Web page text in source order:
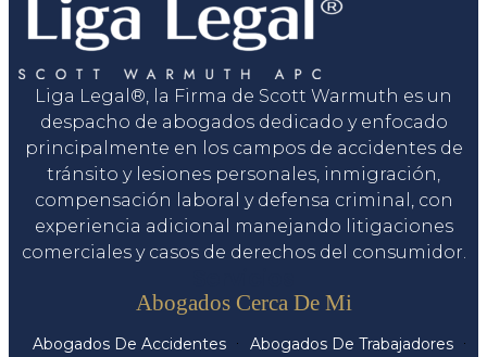
Liga Legal®, la Firma de Scott Warmuth es un
despacho de abogados dedicado y enfocado
principalmente en los campos de accidentes de
tránsito y lesiones personales, inmigración,
compensación laboral y defensa criminal, con
experiencia adicional manejando litigaciones
comerciales y casos de derechos del consumidor.
Abogados Cerca De Mi
Abogados De Accidentes Abogados De Trabajadores